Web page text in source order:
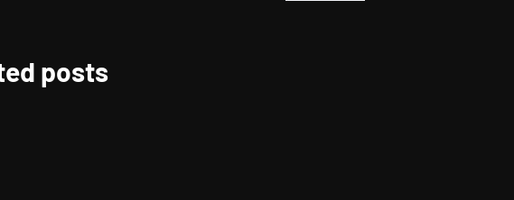
posts
FOOD FOR THOUGHTS